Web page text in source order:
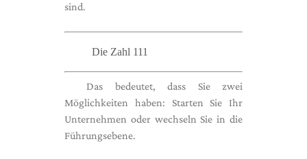
sind.
Die Zahl 111
Das bedeutet, dass Sie zwei
Möglichkeiten haben: Starten Sie Ihr
Unternehmen oder wechseln Sie in die
Führungsebene.